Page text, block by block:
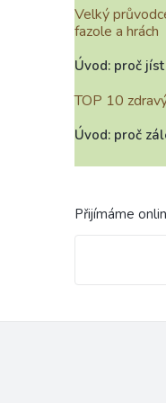
Velký
fazole a hrách
Úvod: proč
TOP 10
Úvod: proč
Přijímáme